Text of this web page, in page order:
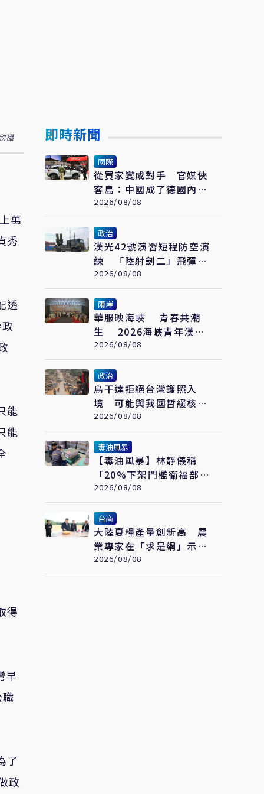
攝
萬
秀
透
能
能
得
早
了
政
即時新聞
國際
從買家變成對手 官媒俠
客島：中國成了德國內部
矛盾的出氣筒
2026/08/08
政治
漢光42號演習短程防空演
練 「陸射劍二」飛彈守
護桃園機場安全
2026/08/08
兩岸
華服映海峽 青春共潮
生 2026海峽青年漢服
文化交流薈在福州舉辦
2026/08/08
政治
烏干達拒絕台灣護照入
境 可能與我國暫緩核發
簽證有關
2026/08/08
毒油風暴
【毒油風暴】林靜儀稱
「20%下架門檻衛福部負
責」 蔣萬安：政院沒人
要負責？
2026/08/08
台商
大陸夏糧產量創新高 農
業專家在「求是網」示
警：糧食緊張會長期存在
2026/08/08